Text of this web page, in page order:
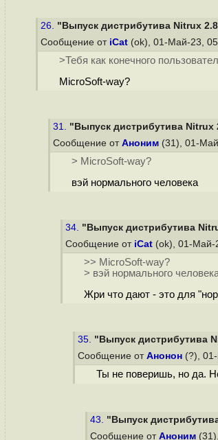
26. "Выпуск дистрибутива Nitrux
Сообщение от iCat (ok), 01-Май-23,
>Тебя как конечного
MicroSoft-way?
31. "Выпуск дистрибутива Nitrux
Сообщение от Аноним (31), 01-
> MicroSoft-way?
вэй нормального человека
34. "Выпуск дистрибутива
Сообщение от iCat (ok), 01-Май-
>> MicroSoft-way?
> вэй нормального
Жри что дают - это для
35. "Выпуск дистрибутива
Сообщение от Анонон (?),
Ты не поверишь, но да.
43. "Выпуск
Сообщение от Аноним